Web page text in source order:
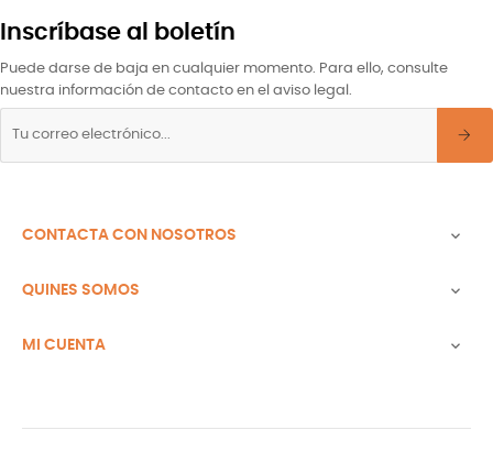
Inscríbase al boletín
Puede darse de baja en cualquier momento. Para ello, consulte
nuestra información de contacto en el aviso legal.
CONTACTA CON NOSOTROS 
QUINES SOMOS 
MI CUENTA 